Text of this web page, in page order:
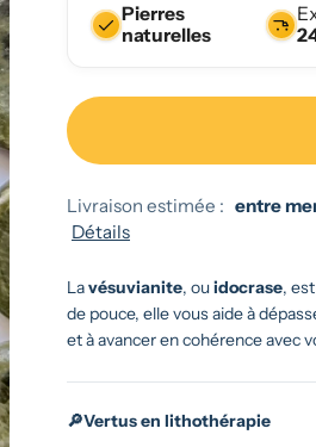
Pierres
naturelles
Livraison estimée : entre
Détails
Lavésuvianite, ouidocrase,
de pouce, elle vous aide à
et à avancer en cohérence avec
🔎Vertus en lithothérapie